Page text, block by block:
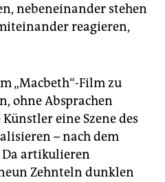
nebeneinander stehen
reagieren,
„Macbeth“-Film zu
ohne Absprachen
eine Szene des
– nach dem
artikulieren
Zehnteln dunklen